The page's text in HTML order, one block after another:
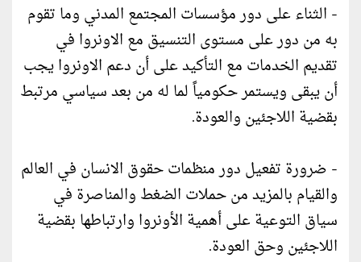
- الثناء على دور مؤسسات المجتمع المدني وما تقوم
به من دور على مستوى التنسيق مع الاونروا في
تقديم الخدمات مع التأكيد على أن دعم الاونروا يجب
أن يبقى ويستمر حكومياً لما له من بعد سياسي مرتبط
بقضية اللاجئين والعودة.
- ضرورة تفعيل دور منظمات حقوق الانسان في العالم
والقيام بالمزيد من حملات الضغط والمناصرة في
سياق التوعية على أهمية الأونروا وارتباطها بقضية
اللاجئين وحق العودة.